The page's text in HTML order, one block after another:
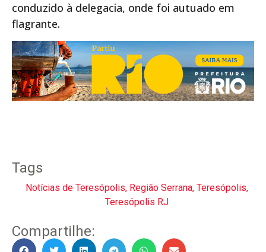
conduzido à delegacia, onde foi autuado em
flagrante.
Tags
Notícias de Teresópolis, Região Serrana, Teresópolis,
Teresópolis RJ
Compartilhe: